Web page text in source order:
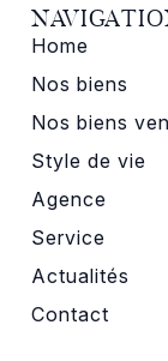
Home
Nos biens
Nos biens
Style de vie
Agence
Service
Actualités
Contact